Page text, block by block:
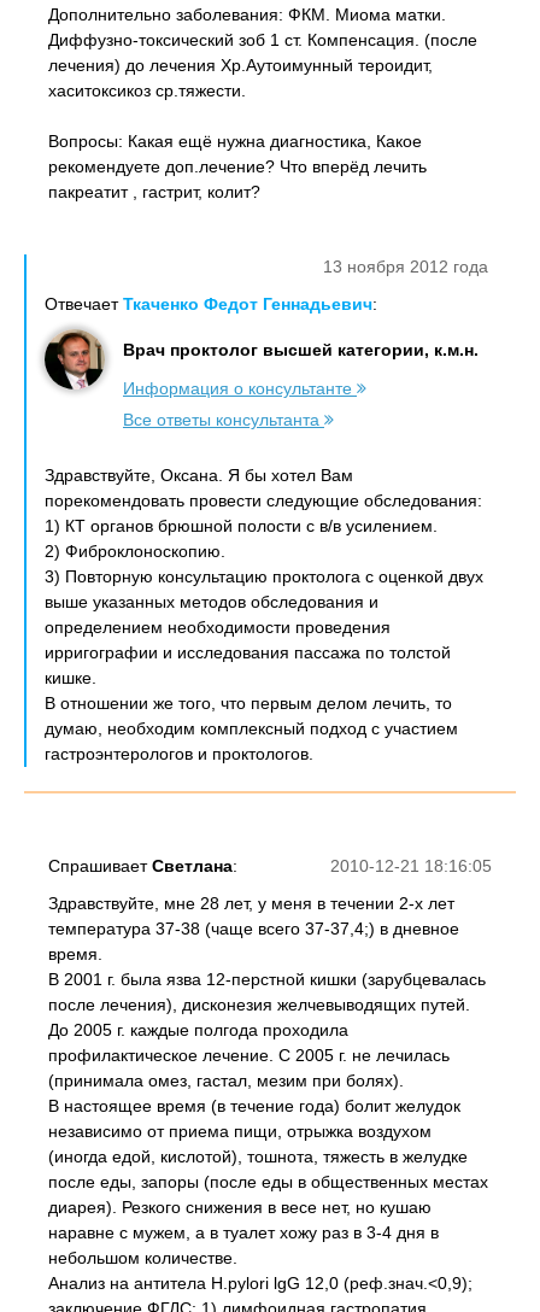
Дополнительно заболевания: ФКМ. Миома матки.
Диффузно-токсический зоб 1 ст. Компенсация. (после
лечения) до лечения Хр.Аутоимунный тероидит,
хаситоксикоз ср.тяжести.
Вопросы: Какая ещё нужна диагностика, Какое
рекомендуете доп.лечение? Что вперёд лечить
пакреатит , гастрит, колит?
13 ноября 2012 года
ОтвечаетТкаченко Федот Геннадьевич:
Врач проктолог высшей категории, к.м.н.
Информация о консультанте
Все ответы консультанта
Здравствуйте, Оксана. Я бы хотел Вам
порекомендовать провести следующие обследования:
1) КТ органов брюшной полости с в/в усилением.
2) Фиброклоноскопию.
3) Повторную консультацию проктолога с оценкой двух
выше указанных методов обследования и
определением необходимости проведения
ирригографии и исследования пассажа по толстой
кишке.
В отношении же того, что первым делом лечить, то
думаю, необходим комплексный подход с участием
гастроэнтерологов и проктологов.
2010-12-21 18:16:05
СпрашиваетСветлана:
Здравствуйте, мне 28 лет, у меня в течении 2-х лет
температура 37-38 (чаще всего 37-37,4;) в дневное
время.
В 2001 г. была язва 12-перстной кишки (зарубцевалась
после лечения), дисконезия желчевыводящих путей.
До 2005 г. каждые полгода проходила
профилактическое лечение. С 2005 г. не лечилась
(принимала омез, гастал, мезим при болях).
В настоящее время (в течение года) болит желудок
независимо от приема пищи, отрыжка воздухом
(иногда едой, кислотой), тошнота, тяжесть в желудке
после еды, запоры (после еды в общественных местах
диарея). Резкого снижения в весе нет, но кушаю
наравне с мужем, а в туалет хожу раз в 3-4 дня в
небольшом количестве.
Анализ на антитела H.pylori lgG 12,0 (реф.знач.<0,9);